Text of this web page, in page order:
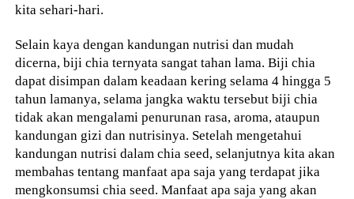
kita sehari-hari.
Selain kaya dengan kandungan nutrisi dan mudah
dicerna, biji chia ternyata sangat tahan lama. Biji chia
dapat disimpan dalam keadaan kering selama 4 hingga 5
tahun lamanya, selama jangka waktu tersebut biji chia
tidak akan mengalami penurunan rasa, aroma, ataupun
kandungan gizi dan nutrisinya. Setelah mengetahui
kandungan nutrisi dalam chia seed, selanjutnya kita akan
membahas tentang manfaat apa saja yang terdapat jika
mengkonsumsi chia seed. Manfaat apa saja yang akan